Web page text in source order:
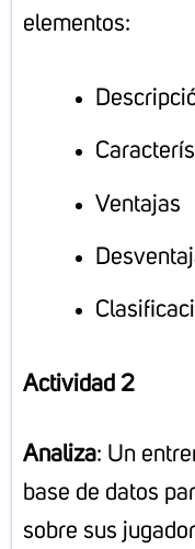
elementos:
Ventajas
Actividad 2
Analiza: Un
base de datos
sobre sus